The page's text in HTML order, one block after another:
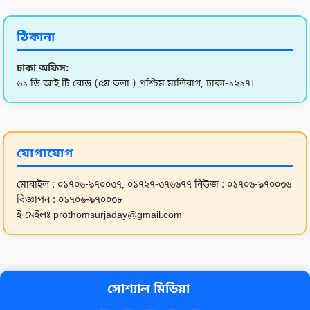
ঠিকানা
ঢাকা অফিস:
৬১ ডি আই টি রোড (৫ম তলা ) পশ্চিম মালিবাগ, ঢাকা-১২১৭।
যোগাযোগ
মোবাইল : ০১৭০৬-৯৭০০৩৭, ০১৭২৭-৩৭৬৬৭৭ নিউজ : ০১৭০৬-৯৭০০৩৬
বিজ্ঞাপন : ০১৭০৬-৯৭০০৩৮
ই-মেইলঃ prothomsurjaday@gmail.com
সোশ্যাল মিডিয়া